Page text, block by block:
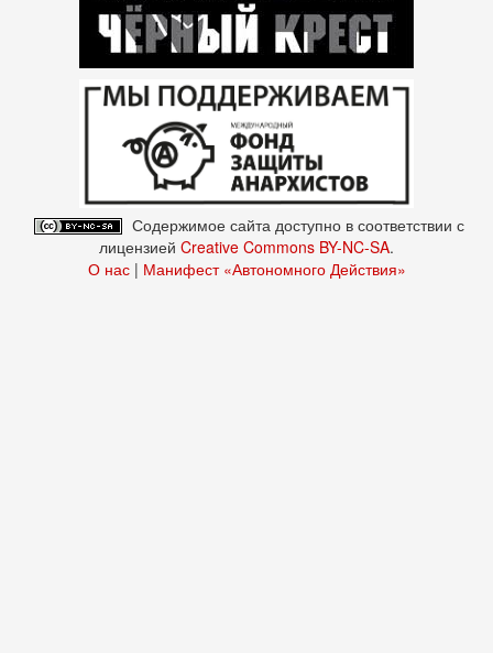
Содержимое сайта доступно в соответствии с
лицензией Creative Commons BY-NC-SA.
О нас| Манифест «Автономного Действия»